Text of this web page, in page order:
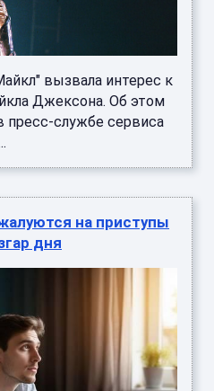
вызвала интерес к
Джексона. Об этом
пресс-службе сервиса
на приступы
дня